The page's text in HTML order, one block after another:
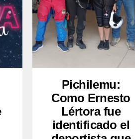
Pichilemu:
Como Ernesto
Lértora fue
identificado el